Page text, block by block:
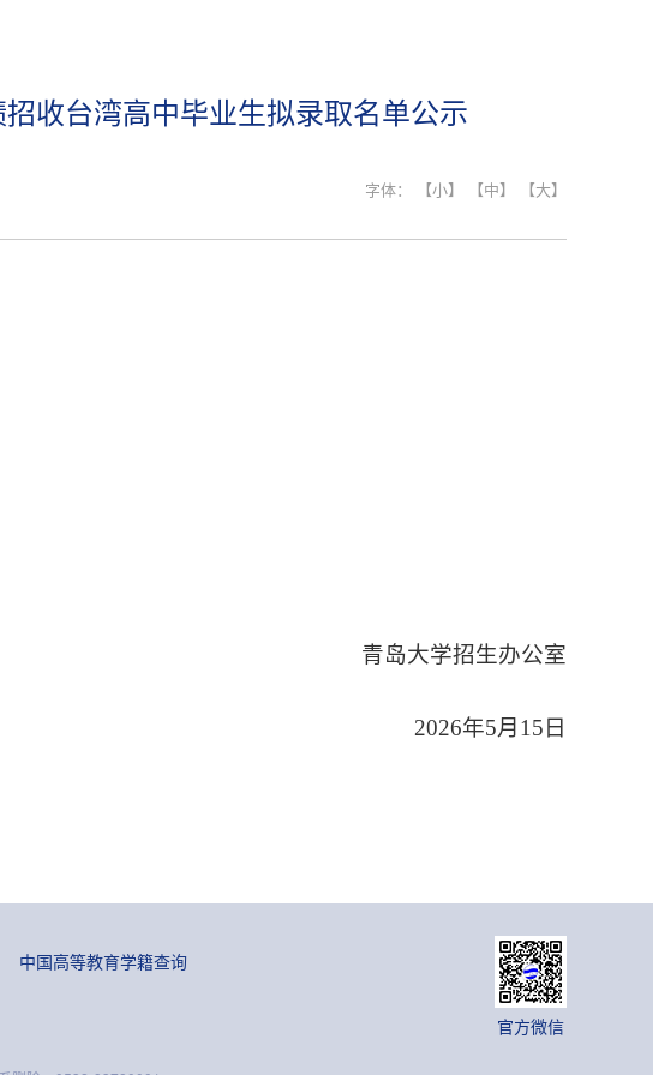
收台湾高中毕业生拟录取名单公示
字体：
【小】 【中】 【大】
青岛大学招生办公室
2026年5月15日
中国高等教育学籍查询
官方微信